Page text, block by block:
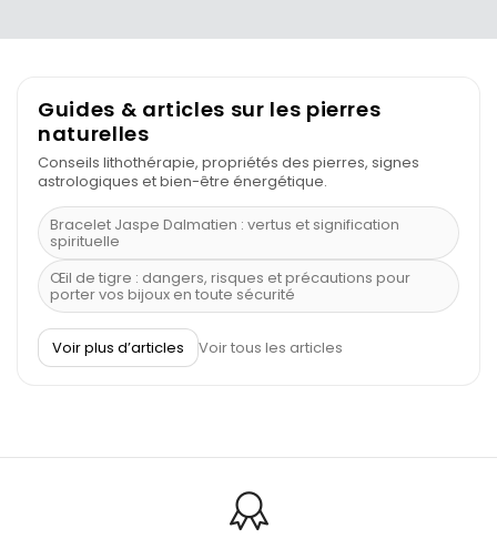
Guides & articles sur les pierres
naturelles
Conseils lithothérapie, propriétés des pierres, signes
astrologiques et bien-être énergétique.
Bracelet Jaspe Dalmatien : vertus et signification
spirituelle
Œil de tigre : dangers, risques et précautions pour
porter vos bijoux en toute sécurité
À quel poignet porter un bracelet de pierre
Découvrez le scorpion et ses pierres
Bienfaits de la sélénite – pierre des anges
Voir plus d’articles Voir tous les articles